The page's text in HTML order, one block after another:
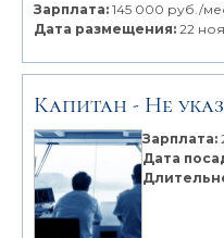
Зарплата: 145 000 руб./
Дата размещения: 22
Капитан - Не
Зарплата:
Дата